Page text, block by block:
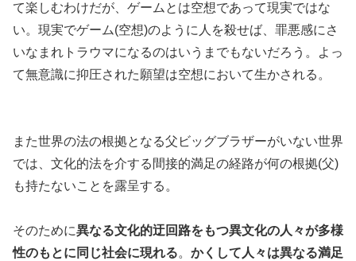
て楽しむわけだが、ゲームとは空想であって現実ではな
い。現実でゲーム(空想)のように人を殺せば、罪悪感にさ
いなまれトラウマになるのはいうまでもないだろう。よっ
て無意識に抑圧された願望は空想において生かされる。
また世界の法の根拠となる父ビッグブラザーがいない世界
では、文化的法を介する間接的満足の経路が何の根拠(父)
も持たないことを露呈する。
そのために異なる文化的迂回路をもつ異文化の人々が多様
性のもとに同じ社会に現れる。 かくして人々は異なる満足